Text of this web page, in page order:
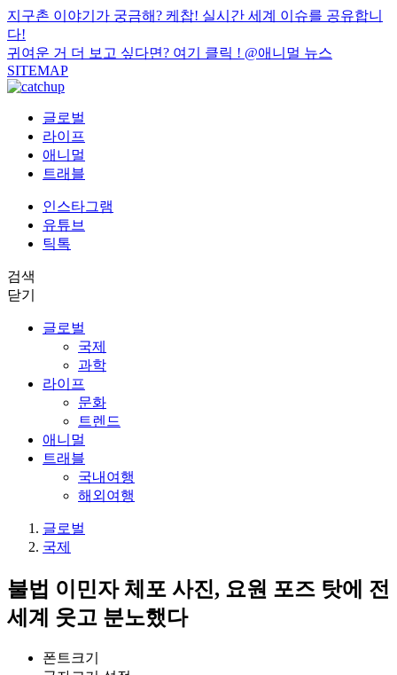
지구촌 이야기가 궁금해? 케찹! 실시간 세계 이슈를 공유합니
다!
귀여운 거 더 보고 싶다면? 여기 클릭 ! @애니멀 뉴스
SITEMAP
글로벌
라이프
애니멀
트래블
인스타그램
유튜브
틱톡
검색
닫기
글로벌
국제
과학
라이프
문화
트렌드
애니멀
트래블
국내여행
해외여행
글로벌
국제
불법 이민자 체포 사진, 요원 포즈 탓에 전
세계 웃고 분노했다
폰트크기